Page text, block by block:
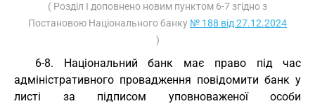
( Розділ I доповнено новим пунктом 6-7 згідно з
Постановою Національного банку № 188 від 27.12.2024
)
6-8. Національний банк має право під час
адміністративного провадження повідомити банк у
листі за підписом уповноваженої особи